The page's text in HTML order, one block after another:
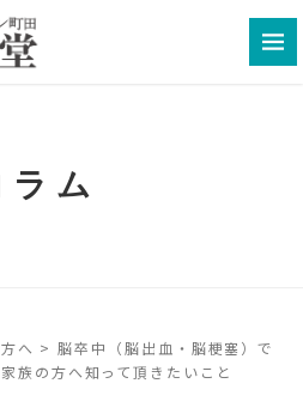
ラム
へ >脳卒中（脳出血・脳梗塞）で
族の方へ知って頂きたいこと